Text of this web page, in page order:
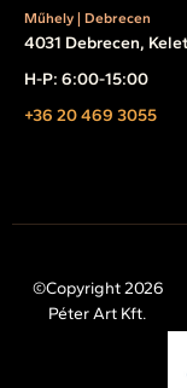
Műhely | Debrecen
4031 Debrecen,
H-P: 6:00-15:00
+36 20 469 3055
©Copyright 2026
Péter Art Kft.